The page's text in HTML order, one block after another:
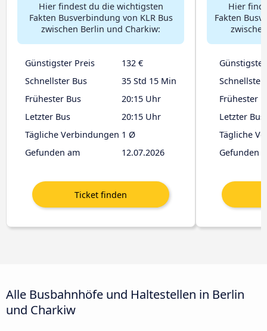
Hier findest du die wichtigsten
Fakten Busverbindung von KLR Bus
zwischen Berlin und Charkiw:
Günstigster Preis
132 €
Schnellster Bus
35 Std 15 Min
Frühester Bus
20:15 Uhr
Letzter Bus
20:15 Uhr
Tägliche Verbindungen 1 Ø
Gefunden am
12.07.2026
Hier
Fakten
Schnellster
Frühester
Letzter Bus
Tägliche
Gefunden
Alle Busbahnhöfe und Haltestellen in Berlin
und Charkiw